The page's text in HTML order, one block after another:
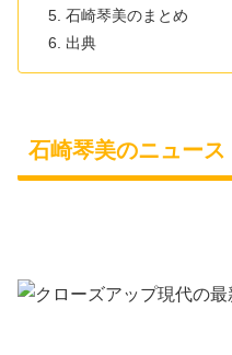
石崎琴美のまとめ
出典
石崎琴美のニュース